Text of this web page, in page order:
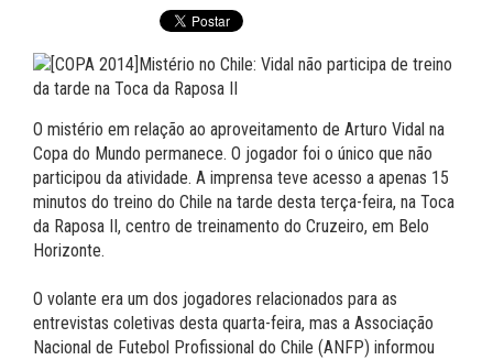
O mistério em relação ao aproveitamento de Arturo Vidal na
Copa do Mundo permanece. O jogador foi o único que não
participou da atividade. A imprensa teve acesso a apenas 15
minutos do treino do Chile na tarde desta terça-feira, na Toca
da Raposa II, centro de treinamento do Cruzeiro, em Belo
Horizonte.
O volante era um dos jogadores relacionados para as
entrevistas coletivas desta quarta-feira, mas a Associação
Nacional de Futebol Profissional do Chile (ANFP) informou